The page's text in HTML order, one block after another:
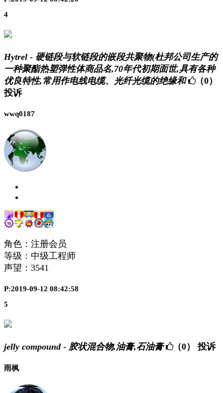
4
Hytrel - 硬链段与软链段的嵌段共聚物(杜邦公司生产的
一种聚酯热塑弹性体商品名,70年代初期面世,具有各种
优良特性,常用作电线电缆、光纤光缆的绝缘和
（0）
投诉
wwq0187
角色：注册会员
等级：中级工程师
声望： 3541
P:2019-09-12 08:42:58
5
jelly compound - 胶状混合物,油膏,石油膏 （0） 投诉
雨枫